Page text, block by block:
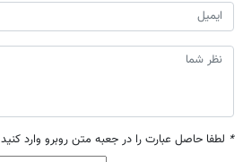
* لطفا حاصل عبارت را در جعبه متن روبرو وارد کنید